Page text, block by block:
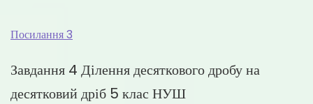
Посилання 3
Завдання 4 Ділення десяткового дробу на
десятковий дріб 5 клас НУШ